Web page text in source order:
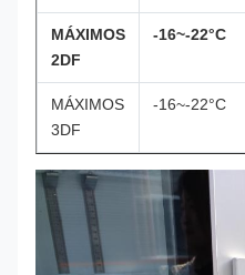
MÁXIMOS
2DF
-16~-22°C
MÁXIMOS
3DF
-16~-22°C